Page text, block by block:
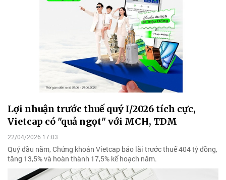
Lợi nhuận trước thuế quý I/2026 tích cực,
Vietcap có "quả ngọt" với MCH, TDM
22/04/2026 17:03
Quý đầu năm, Chứng khoán Vietcap báo lãi trước thuế 404 tỷ đồng,
tăng 13,5% và hoàn thành 17,5% kế hoạch năm.